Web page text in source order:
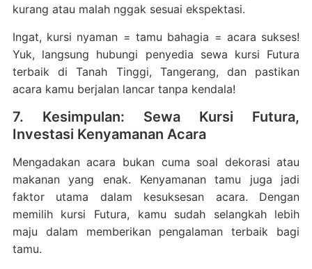
kurang atau malah nggak sesuai ekspektasi.
Ingat, kursi nyaman = tamu bahagia = acara sukses!
Yuk, langsung hubungi penyedia sewa kursi Futura
terbaik di Tanah Tinggi, Tangerang, dan pastikan
acara kamu berjalan lancar tanpa kendala!
7. Kesimpulan: Sewa Kursi Futura,
Investasi Kenyamanan Acara
Mengadakan acara bukan cuma soal dekorasi atau
makanan yang enak. Kenyamanan tamu juga jadi
faktor utama dalam kesuksesan acara. Dengan
memilih kursi Futura, kamu sudah selangkah lebih
maju dalam memberikan pengalaman terbaik bagi
tamu.